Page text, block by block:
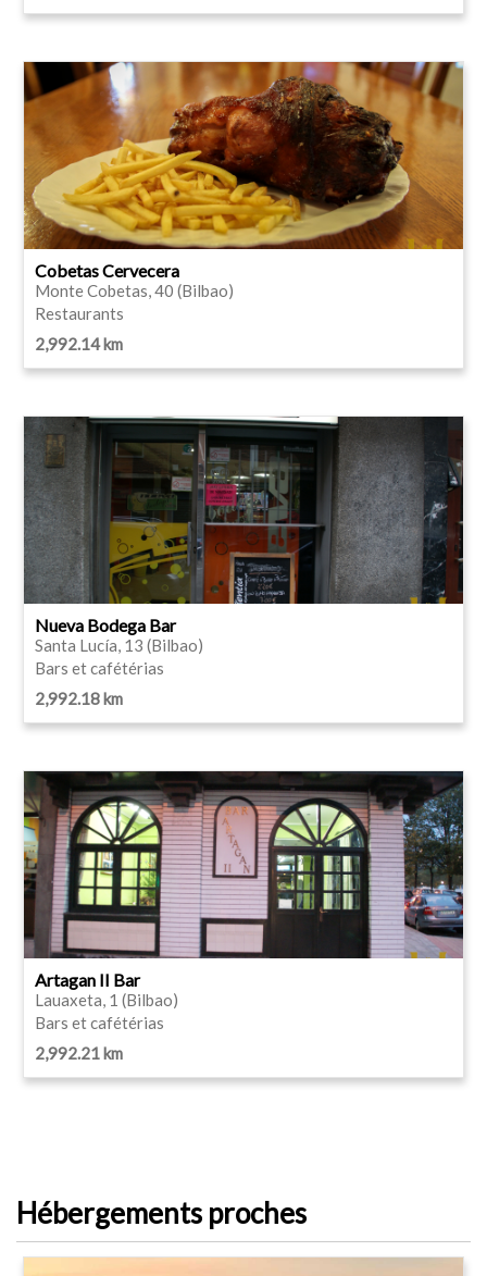
Cobetas Cervecera
Monte Cobetas, 40 (Bilbao)
Restaurants
2,992.14 km
Nueva Bodega Bar
Santa Lucía, 13 (Bilbao)
Bars et cafétérias
2,992.18 km
Artagan II Bar
Lauaxeta, 1 (Bilbao)
Bars et cafétérias
2,992.21 km
Hébergements proches